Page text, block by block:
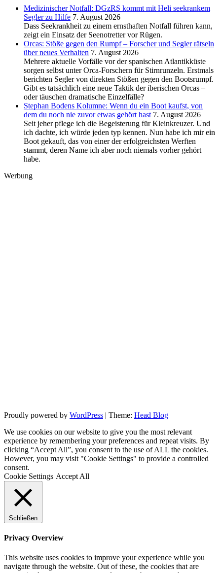
Medizinischer Notfall: DGzRS kommt mit Heli seekrankem
Segler zu Hilfe 7. August 2026
Dass Seekrankheit zu einem ernsthaften Notfall führen kann,
zeigt ein Einsatz der Seenotretter vor Rügen.
Orcas: Stöße gegen den Rumpf – Forscher und Segler rätseln
über neues Verhalten 7. August 2026
Mehrere aktuelle Vorfälle vor der spanischen Atlantikküste
sorgen selbst unter Orca-Forschern für Stirnrunzeln. Erstmals
berichten Segler von direkten Stößen gegen den Bootsrumpf.
Gibt es tatsächlich eine neue Taktik der iberischen Orcas –
oder täuschen dramatische Einzelfälle?
Stephan Bodens Kolumne: Wenn du ein Boot kaufst, von
dem du noch nie zuvor etwas gehört hast 7. August 2026
Seit jeher pflege ich die Begeisterung für Kleinkreuzer. Und
ich dachte, ich würde jeden typ kennen. Nun habe ich mir ein
Boot gekauft, das von einer der erfolgreichsten Werften
stammt, deren Name ich aber noch niemals vorher gehört
habe.
Werbung
Proudly powered by WordPress | Theme: Head Blog
We use cookies on our website to give you the most relevant
experience by remembering your preferences and repeat visits. By
clicking “Accept All”, you consent to the use of ALL the cookies.
However, you may visit "Cookie Settings" to provide a controlled
consent.
Cookie Settings Accept All
Schließen
Privacy Overview
This website uses cookies to improve your experience while you
navigate through the website. Out of these, the cookies that are